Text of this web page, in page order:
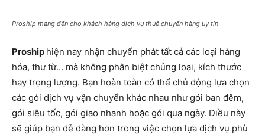
Proship mang đến cho khách hàng dịch vụ thuê chuyển hàng uy tín
Proship hiện nay nhận chuyển phát tất cả các loại hàng
hóa, thư từ… mà không phân biệt chủng loại, kích thước
hay trọng lượng. Bạn hoàn toàn có thể chủ động lựa chọn
các gói dịch vụ vận chuyển khác nhau như gói ban đêm,
gói siêu tốc, gói giao nhanh hoặc gói qua ngày. Điều này
sẽ giúp bạn dễ dàng hơn trong việc chọn lựa dịch vụ phù